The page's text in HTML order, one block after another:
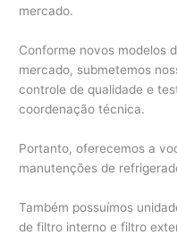
mercado.
Conforme novos modelos
mercado, submetemos
controle de qualidade e
coordenação técnica.
Portanto, oferecemos a
manutenções de
Também possuímos
de filtro interno e filtro